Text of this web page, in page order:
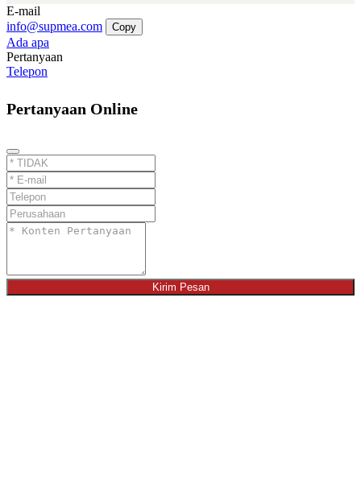
E-mail
info@supmea.com
Copy
Ada apa
Pertanyaan
Telepon
Pertanyaan Online
Kirim Pesan